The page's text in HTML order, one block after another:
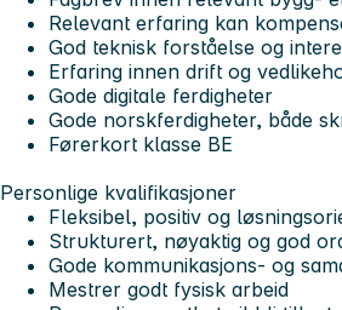
Relevant erfaring kan
God teknisk forståelse og
Erfaring innen drift og
Gode digitale ferdigheter
Gode norskferdigheter, både
Førerkort klasse BE
Personlige kvalifikasjoner
Fleksibel, positiv og
Strukturert, nøyaktig og god
Gode kommunikasjons- og
Mestrer godt fysisk arbeid